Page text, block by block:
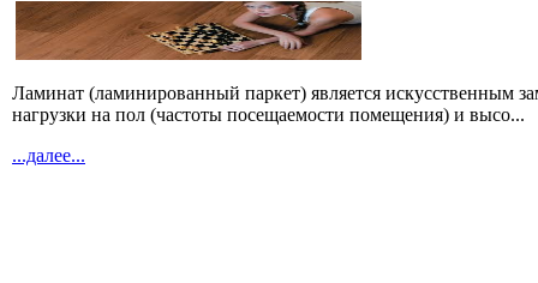
Ламинат (ламинированный паркет) является искусственным
нагрузки на пол (частоты посещаемости помещения) и высо...
...далее...